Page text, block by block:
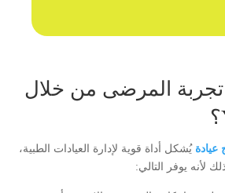
المرضى من خلال
عيادة يُشكل أداة قوية لإدارة العيادات الطبية،
لأنه يوفر التالي: